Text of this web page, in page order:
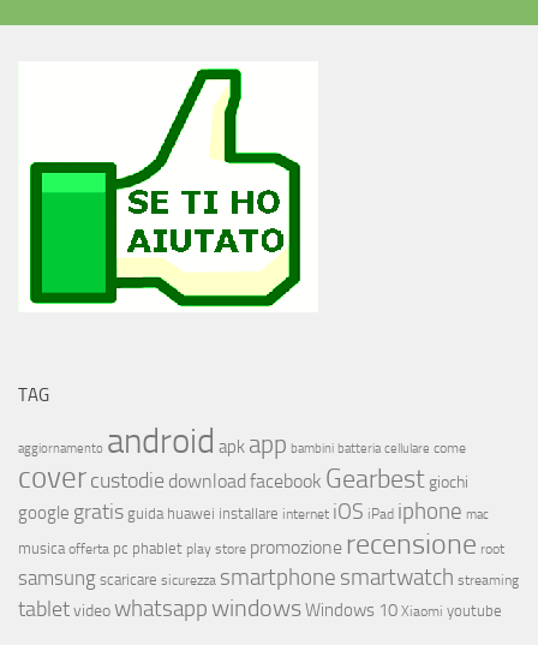
TAG
aggiornamento android apk app bambini batteria cellulare come
covercustodie download facebook Gearbest giochi
google gratis guida huawei installare internet iOS iPad iphone mac
musica offerta pc phablet play store promozione recensione root
samsungscaricare sicurezza smartphone smartwatch streaming
tabletvideowhatsappwindowsWindows 10 Xiaomi youtube